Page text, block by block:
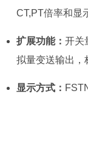
CT,PT倍率和显
扩展功能：开关
拟量变送输出，
显示方式：